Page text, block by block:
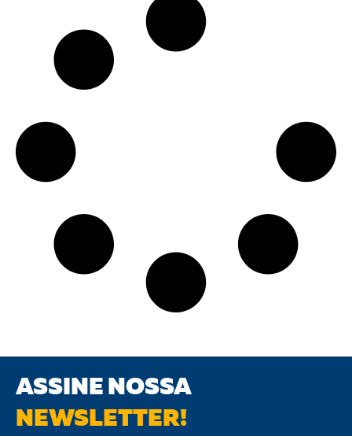
ASSINE NOSSA
NEWSLETTER!